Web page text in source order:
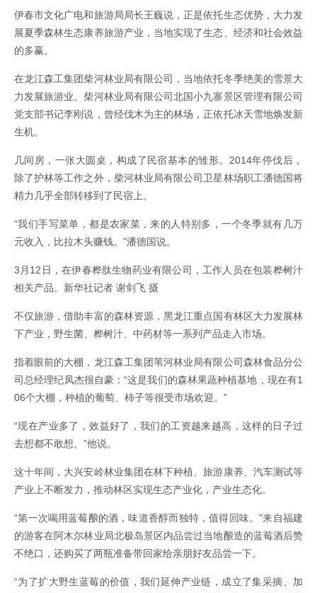
伊春市文化广电和旅游局局长王巍说，正是依托生态优势，大力发
展夏季森林生态康养旅游产业，当地实现了生态、经济和社会效益
的多赢。
在龙江森工集团柴河林业局有限公司，当地依托冬季绝美的雪景大
力发展旅游业。柴河林业局有限公司北国小九寨景区管理有限公司
党支部书记李刚说，曾经伐木为主的林场，正依托冰天雪地焕发新
生机。
几间房，一张大圆桌，构成了民宿基本的雏形。2014年停伐后，
除了护林等工作之外，柴河林业局有限公司卫星林场职工潘德国将
精力几乎全部转移到了民宿上。
“我们手写菜单，都是农家菜，来的人特别多，一个冬季就有几万
元收入，比拉木头赚钱。”潘德国说。
3月12日，在伊春桦肽生物药业有限公司，工作人员在包装桦树汁
相关产品。新华社记者 谢剑飞 摄
不仅旅游，借助丰富的森林资源，黑龙江重点国有林区大力发展林
下产业，野生菌、桦树汁、中药材等一系列产品走入市场。
指着眼前的大棚，龙江森工集团苇河林业局有限公司森林食品分公
司总经理纪凤杰很自豪：“这是我们的森林果蔬种植基地，现在有1
06个大棚，种植的葡萄、柿子等很受市场欢迎。”
“现在产业多了，效益好了，我们的工资越来越高，这样的日子过
去想都不敢想。”他说。
这十年间，大兴安岭林业集团在林下种植、旅游康养、汽车测试等
产业上不断发力，推动林区实现生态产业化，产业生态化。
“第一次喝用蓝莓酿的酒，味道香醇而独特，值得回味。”来自福建
的游客在阿木尔林业局北极岛景区内品尝过当地酿造的蓝莓酒后赞
不绝口，还购买了两瓶准备带回家给亲朋好友品尝一下。
“为了扩大野生蓝莓的价值，我们延伸产业链，成立了集采摘、加